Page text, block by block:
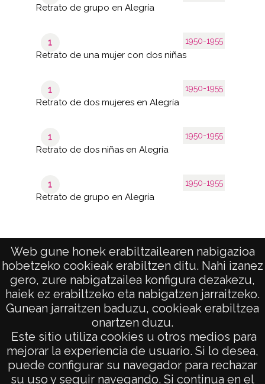
Web gune honek erabiltzailearen nabigazioa
hobetzeko cookieak erabiltzen ditu. Nahi izanez
gero, zure nabigatzailea konfigura dezakezu,
haiek ez erabiltzeko eta nabigatzen jarraitzeko.
Gunean jarraitzen baduzu, cookieak erabiltzea
onartzen duzu.
Este sitio utiliza cookies u otros medios para
mejorar la experiencia de usuario. Si lo desea,
puede configurar su navegador para rechazar
su uso y seguir navegando. Si continua en el
Retrato de grupo en Alegría
1950-1955
1
Retrato de una mujer con dos niñas
1950-1955
1
Retrato de dos mujeres en Alegría
1950-1955
1
Retrato de dos niñas en Alegría
1950-1955
1
Retrato de grupo en Alegría
de 7
páginas
81–
de
258
results
AVISO LEGAL
POLÍTICA DE PRIVACIDAD
ACCESIBILIDAD